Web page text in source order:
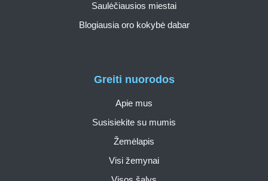
Greiti nuorodos
Apie mus
Susisiekite su mumis
Žemėlapis
Visi žemynai
Saulėčiausios miestai
Blogiausia oro kokybė dabar